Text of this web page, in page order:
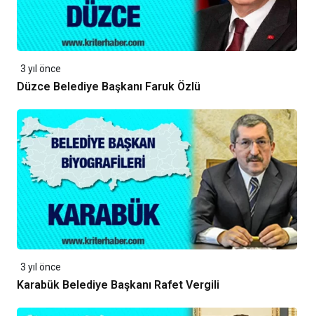
3 yıl önce
Düzce Belediye Başkanı Faruk Özlü
3 yıl önce
Karabük Belediye Başkanı Rafet Vergili